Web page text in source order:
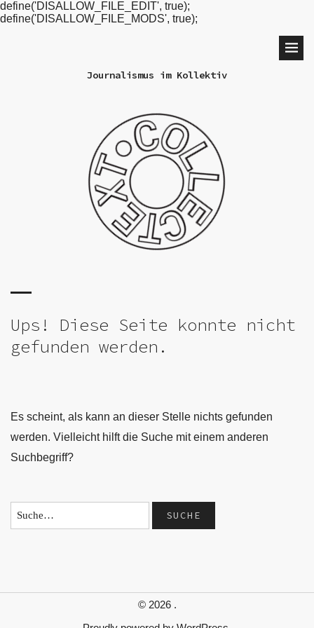
define('DISALLOW_FILE_EDIT', true);
define('DISALLOW_FILE_MODS', true);
Journalismus im Kollektiv
Ups! Diese Seite konnte nicht
gefunden werden.
Es scheint, als kann an dieser Stelle nichts gefunden
werden. Vielleicht hilft die Suche mit einem anderen
Suchbegriff?
© 2026 .